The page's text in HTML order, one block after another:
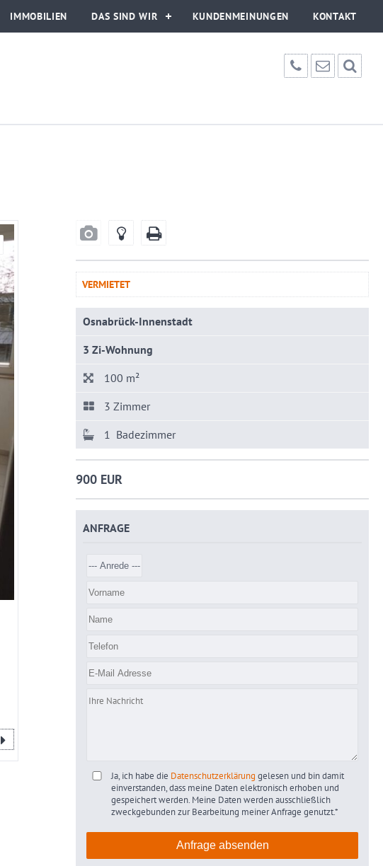
IMMOBILIEN DAS SIND WIR KUNDENMEINUNGEN KONTAKT
VERMIETET
Osnabrück-Innenstadt
3 Zi-Wohnung
100 m²
3 Zimmer
1 Badezimmer
900 EUR
ANFRAGE
Ja, ich habe die Datenschutzerklärung gelesen und bin damit
einverstanden, dass meine Daten elektronisch erhoben und
gespeichert werden. Meine Daten werden ausschließlich
zweckgebunden zur Bearbeitung meiner Anfrage genutzt.*
Anfrage absenden